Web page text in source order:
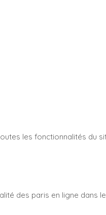
les fonctionnalités du
des paris en ligne dans